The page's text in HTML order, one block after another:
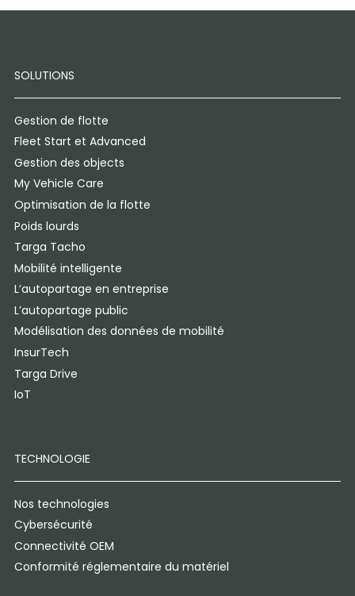
SOLUTIONS
Gestion de flotte
Fleet Start et Advanced
Gestion des objects
My Vehicle Care
Optimisation de la flotte
Poids lourds
Targa Tacho
Mobilité intelligente
L’autopartage en entreprise
L’autopartage public
Modélisation des données de mobilité
InsurTech
Targa Drive
IoT
TECHNOLOGIE
Nos technologies
Cybersécurité
Connectivité OEM
Conformité réglementaire du matériel